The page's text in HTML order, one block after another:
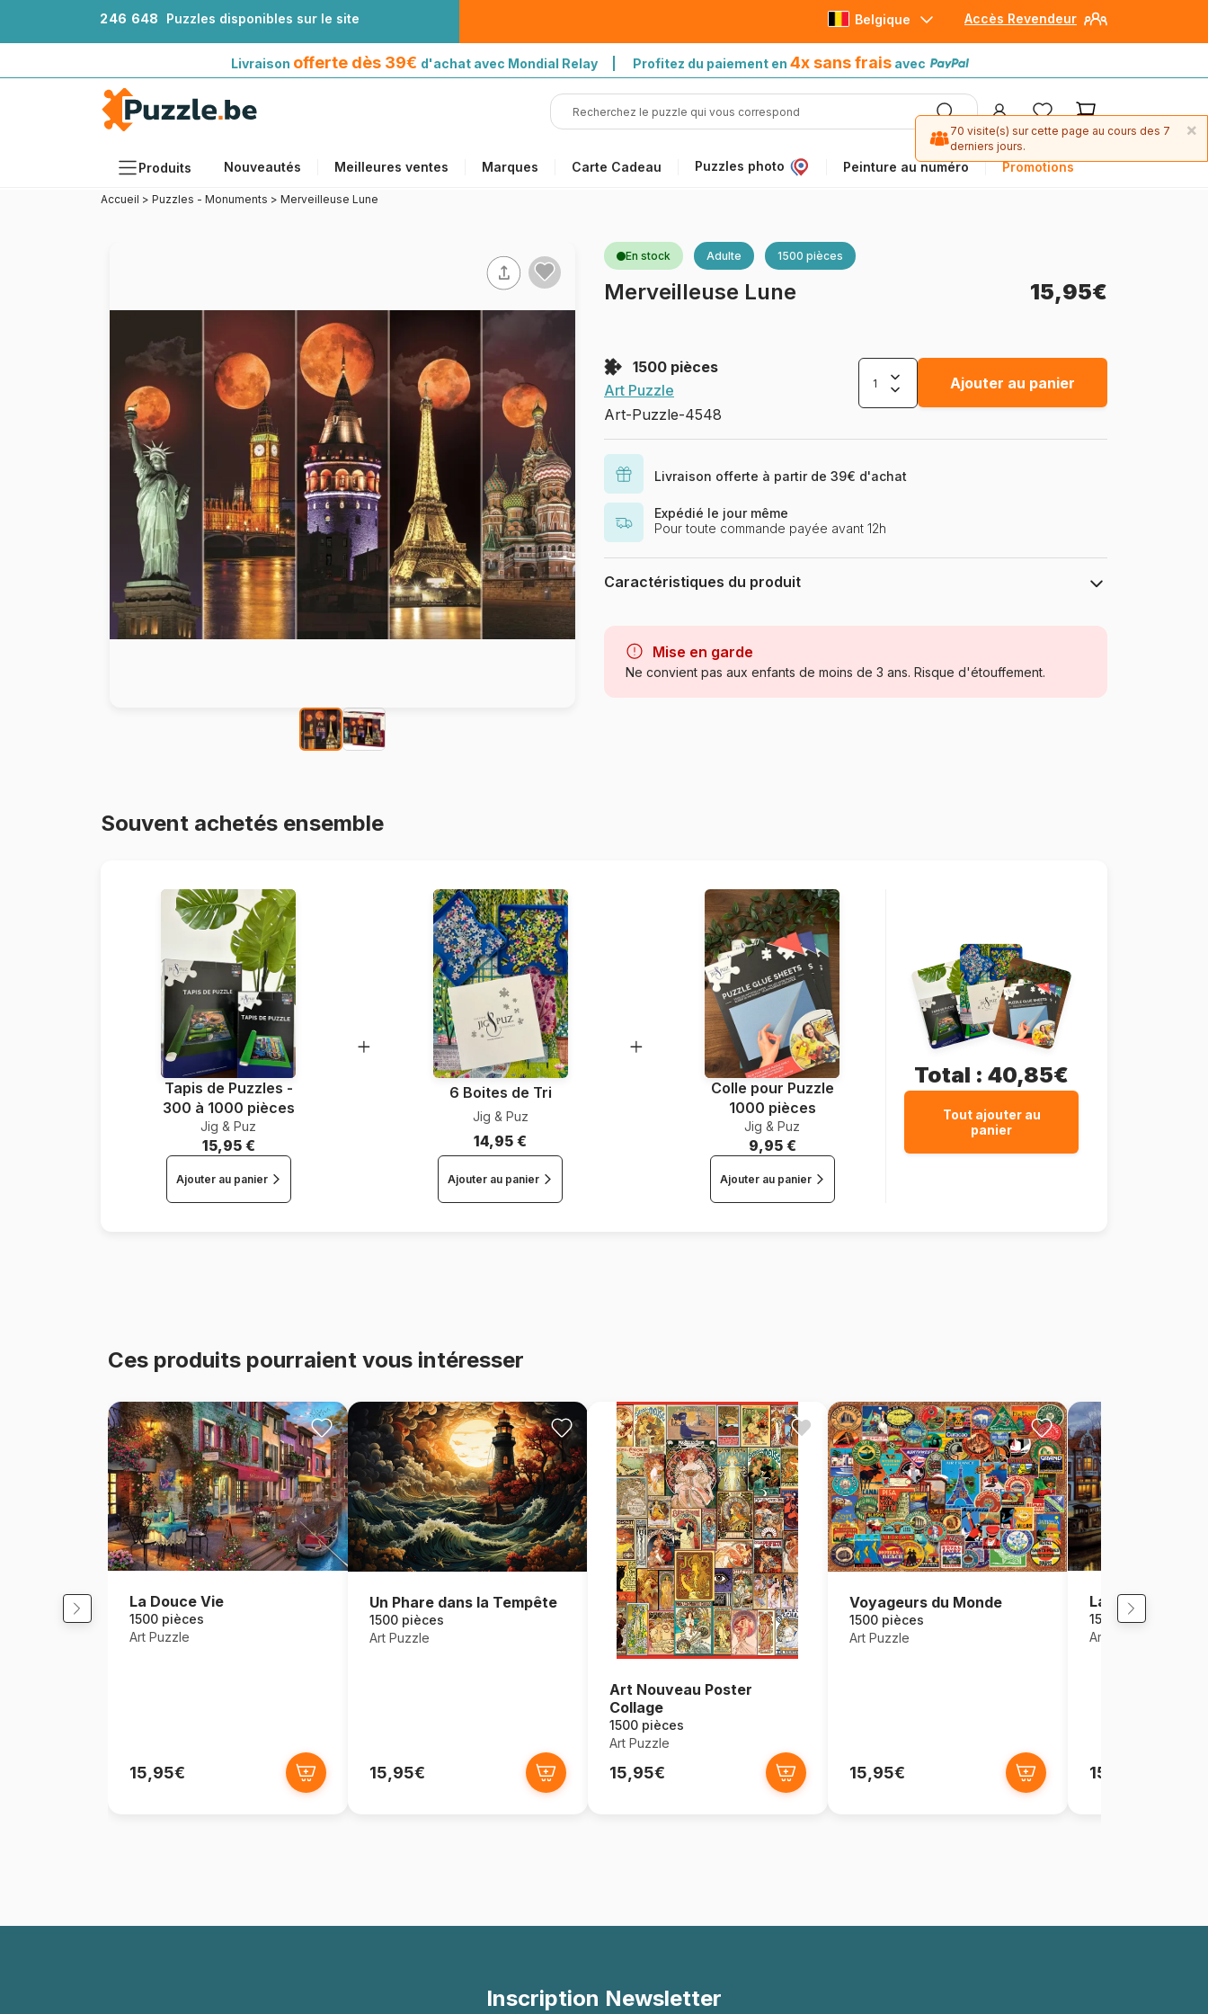
246 648 Puzzles disponibles sur le site Accès Revendeur
Belgique
Livraison offerte dès 39€ d'achat avec Mondial Relay | Profitez du paiement en 4x sans frais avec
Produits Nouveautés Meilleures ventes Marques Carte Cadeau Puzzles photo Peinture au numéro Promotions
Âges
Artistes
Puzzles en bois
Peinture au numéro
Accueil > Puzzles - Monuments > Merveilleuse Lune
En stock Adulte 1500 pièces
Merveilleuse Lune 15,95€
1500 pièces
Art Puzzle
Art-Puzzle-4548
Ajouter au panier
Livraison offerte à partir de 39€ d'achat
Expédié le jour même
Pour toute commande payée avant 12h
Caractéristiques du produit
Catégorie
Age
Puzzle pour Adultes (500 à 48.000
Mise en garde
Ne convient pas aux enfants de moins de 3 ans. Risque d'étouffement.
Souvent achetés ensemble
Tapis de Puzzles -
300 à 1000 pièces
Jig & Puz
15,95 €
Ajouter au panier
6 Boites de Tri
Jig & Puz
14,95 €
Ajouter au panier
Colle pour Puzzle
1000 pièces
Jig & Puz
9,95 €
Ajouter au panier
Total : 40,85€
Tout ajouter au
panier
Ces produits pourraient vous intéresser
La Douce Vie
1500 pièces
Art Puzzle
15,95€
Un Phare dans la Tempête
1500 pièces
Art Puzzle
15,95€
Art Nouveau Poster
Collage
1500 pièces
Art Puzzle
15,95€
Voyageurs du Monde
1500 pièces
Art Puzzle
15,95€
La Lumière du
1500 pièces
Art Puzzle
15,95€
Inscription Newsletter
×
70 visite(s) sur cette page au cours des 7
derniers jours.